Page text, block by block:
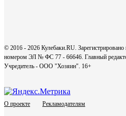
© 2016 - 2026 Кулебаки.RU.
номером ЭЛ № ФС 77 - 66646. Главный
Учредитель - ООО "Хозяин". 16+
О проекте Рекламодателям